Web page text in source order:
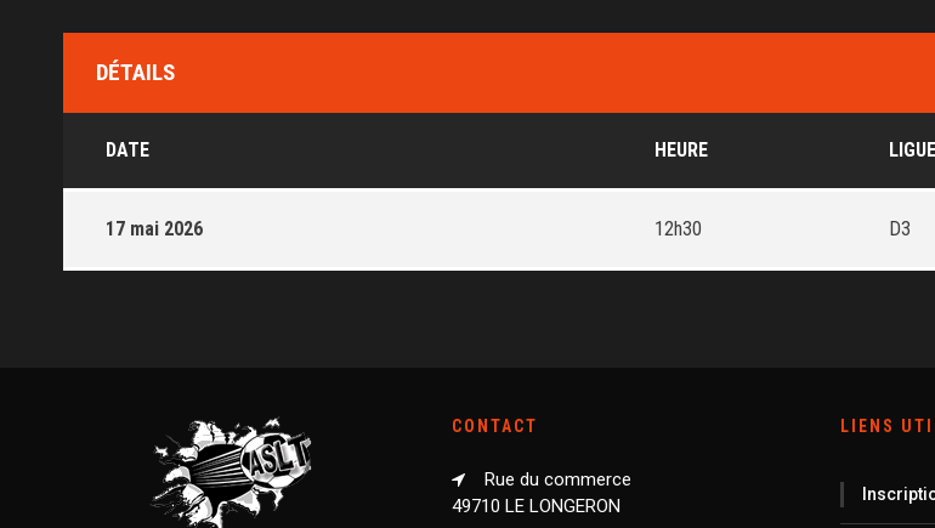
DÉTAILS
DATE HEURE LIGUE
17 mai 2026 12h30 D3
CONTACT
Rue du commerce
49710 LE LONGERON
LIENS